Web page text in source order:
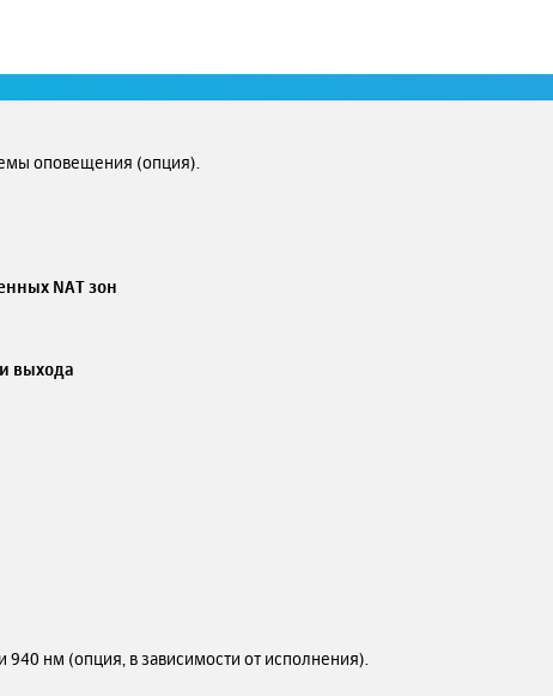
зоны установки терминала.
оповещения (опция).
NAT зон
выхода
нм (опция, в зависимости от исполнения).